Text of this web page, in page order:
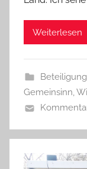
Weiterlesen
Gemeinsinn,